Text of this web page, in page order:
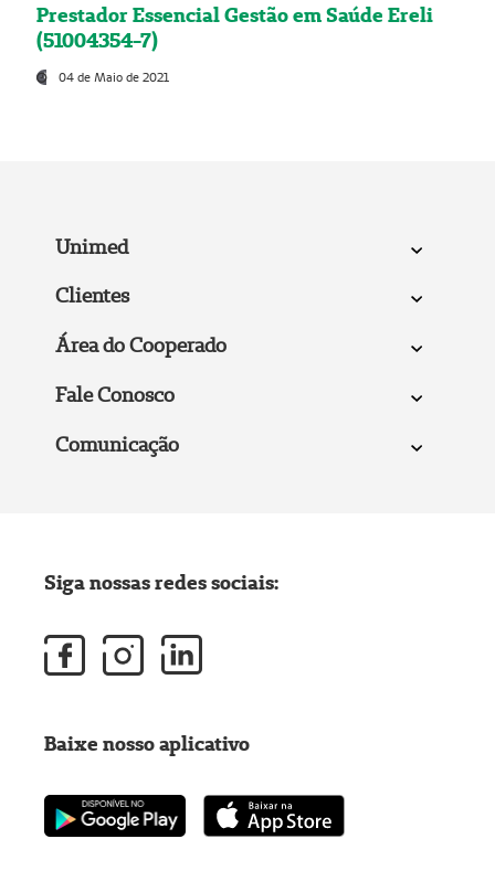
Prestador Essencial Gestão em Saúde Ereli
(51004354-7)
04 de Maio de 2021
Unimed
Clientes
Área do Cooperado
Fale Conosco
Comunicação
Siga nossas redes sociais:
Baixe nosso aplicativo